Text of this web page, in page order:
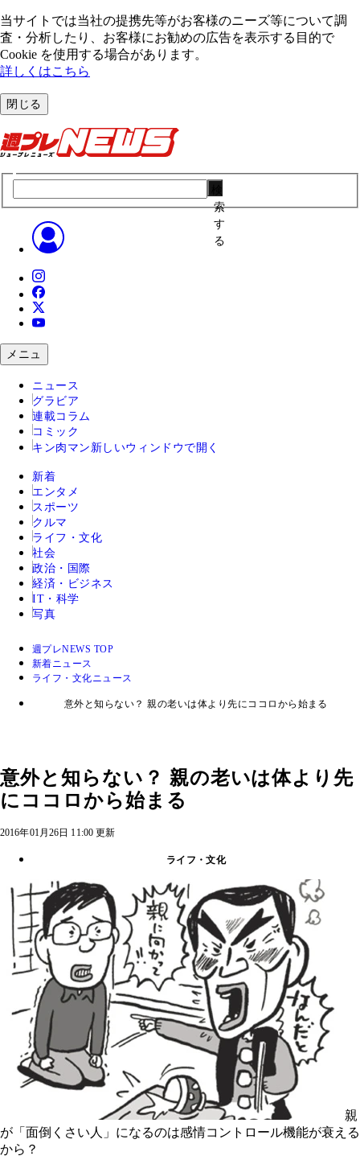
当サイトでは当社の提携先等がお客様のニーズ等について調
査・分析したり、お客様にお勧めの広告を表⽰する⽬的で
Cookie を使⽤する場合があります。
詳しくはこちら
閉じる
索
す
る
メニュ
ニュース
グラビア
連載コラム
コミック
キン肉マン 新しいウィンドウで開く
新着
エンタメ
スポーツ
クルマ
ライフ・文化
社会
政治・国際
経済・ビジネス
IT・科学
写真
週プレNEWS TOP
新着ニュース
ライフ・文化ニュース
意外と知らない？ 親の老いは体より先にココロから始まる
意外と知らない？ 親の老いは体より先
にココロから始まる
2016年01月26日 11:00 更新
ライフ・文化
親
が「面倒くさい人」になるのは感情コントロール機能が衰える
から？